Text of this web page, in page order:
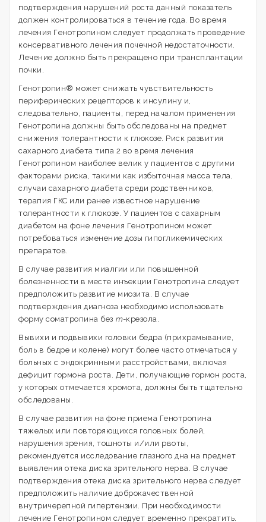
подтверждения нарушений роста данный показатель
должен контролироваться в течение года. Во время
лечения Генотропином следует продолжать проведение
консервативного лечения почечной недостаточности.
Лечение должно быть прекращено при трансплантации
почки.
Генотропин® может снижать чувствительность
периферических рецепторов к инсулину и,
следовательно, пациенты, перед началом применения
Генотропина должны быть обследованы на предмет
снижения толерантности к глюкозе. Риск развития
сахарного диабета типа 2 во время лечения
Генотропином наиболее велик у пациентов с другими
факторами риска, такими как избыточная масса тела,
случаи сахарного диабета среди родственников,
терапия ГКС или ранее известное нарушение
толерантности к глюкозе. У пациентов с сахарным
диабетом на фоне лечения Генотропином может
потребоваться изменение дозы гипогликемических
препаратов.
В случае развития миалгии или повышенной
болезненности в месте инъекции Генотропина следует
предположить развитие миозита. В случае
подтверждения диагноза необходимо использовать
форму соматропина без m-крезола.
Вывихи и подвывихи головки бедра (прихрамывание,
боль в бедре и колене) могут более часто отмечаться у
больных с эндокринными расстройствами, включая
дефицит гормона роста. Дети, получающие гормон роста,
у которых отмечается хромота, должны быть тщательно
обследованы.
В случае развития на фоне приема Генотропина
тяжелых или повторяющихся головных болей,
нарушения зрения, тошноты и/или рвоты,
рекомендуется исследование глазного дна на предмет
выявления отека диска зрительного нерва. В случае
подтверждения отека диска зрительного нерва следует
предположить наличие доброкачественной
внутричерепной гипертензии. При необходимости
лечение Генотропином следует временно прекратить.